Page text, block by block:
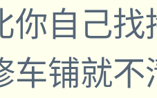
你自己
车铺就